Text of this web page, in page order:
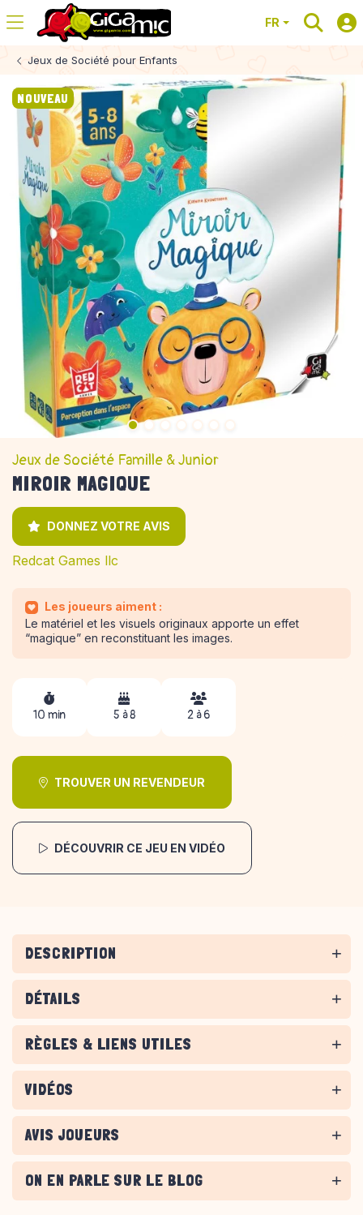
FR
Jeux de Société pour Enfants
NOUVEAU
Jeux de Société Famille & Junior
MIROIR MAGIQUE
DONNEZ VOTRE AVIS
Redcat Games llc
Les joueurs aiment :
Le matériel et les visuels originaux apporte un effet
“magique” en reconstituant les images.
10 min 5 à 8 2 à 6
TROUVER UN REVENDEUR
DÉCOUVRIR CE JEU EN VIDÉO
DESCRIPTION
DÉTAILS
RÈGLES & LIENS UTILES
VIDÉOS
AVIS JOUEURS
ON EN PARLE SUR LE BLOG